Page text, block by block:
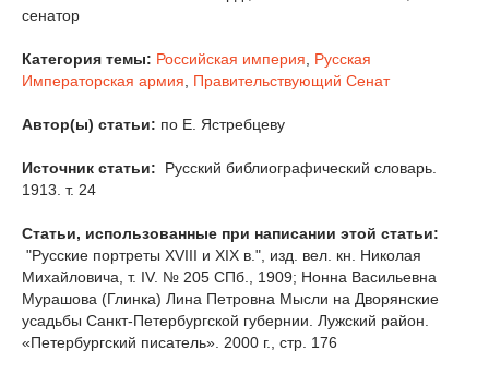
сенатор
Категория темы: Российская империя, Русская
Императорская армия, Правительствующий Сенат
Автор(ы) статьи: по Е. Ястребцеву
Источник статьи:
Русский библиографический словарь.
1913. т. 24
Статьи, использованные при написании этой статьи:
"Русские портреты XVIII и XIX в.", изд. вел. кн. Николая
Михайловича, т. IV. № 205 СПб., 1909; Нонна Васильевна
Мурашова (Глинка) Лина Петровна Мысли на Дворянские
усадьбы Санкт-Петербургской губернии. Лужский район.
«Петербургский писатель». 2000 г., стр. 176